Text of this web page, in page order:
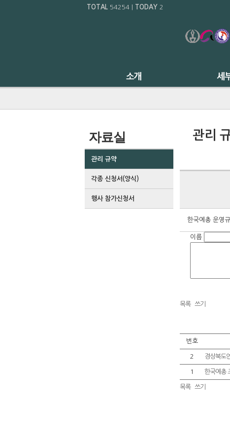
TOTAL 54254 TODAY 2
자료실
관리 규약
각종 신청서(양식)
행사 참가신청서
관리
한국예총 운영
이름
목록 쓰기
번호
2 경상북도
1 한국예총
목록 쓰기